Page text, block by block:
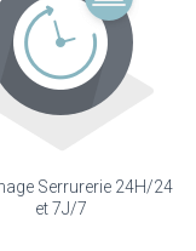
Serrurerie 24H/24
et 7J/7